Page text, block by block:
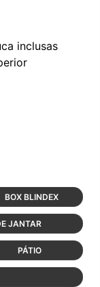
inclusas
BOX BLINDEX
JANTAR
PÁTIO